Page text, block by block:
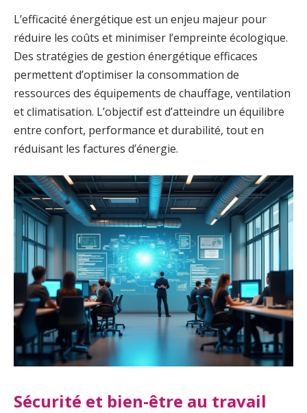
L’efficacité énergétique est un enjeu majeur pour
réduire les coûts et minimiser l’empreinte écologique.
Des stratégies de gestion énergétique efficaces
permettent d’optimiser la consommation de
ressources des équipements de chauffage, ventilation
et climatisation. L’objectif est d’atteindre un équilibre
entre confort, performance et durabilité, tout en
réduisant les factures d’énergie.
Sécurité et bien-être au travail